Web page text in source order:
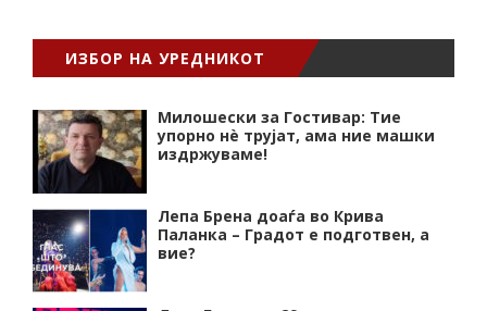
ИЗБОР НА УРЕДНИКОТ
Милошески за Гостивар: Тие
упорно нѐ трујат, ама ние машки
издржуваме!
Лепа Брена доаѓа во Крива
Паланка – Градот е подготвен, а
вие?